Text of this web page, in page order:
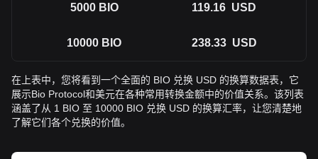
5000 BIO 119.16 USD
10000 BIO 238.33 USD
在上表中，您将看到一个全面的 BIO 兑换 USD 的换算数据表，它
展示Bio Protocol和美元在各种常用转换金额中的价值关系。该列表
涵盖了从 1 BIO 至 10000 BIO 兑换 USD 的换算汇率，让您清楚地
了解它们各个兑换的价值。